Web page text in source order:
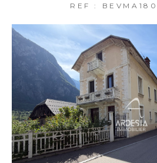
REF :